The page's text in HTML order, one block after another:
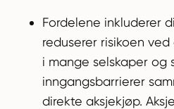
Fordelene inkluderer
reduserer risikoen
i mange selskaper og
inngangsbarrierer
direkte aksjekjøp.